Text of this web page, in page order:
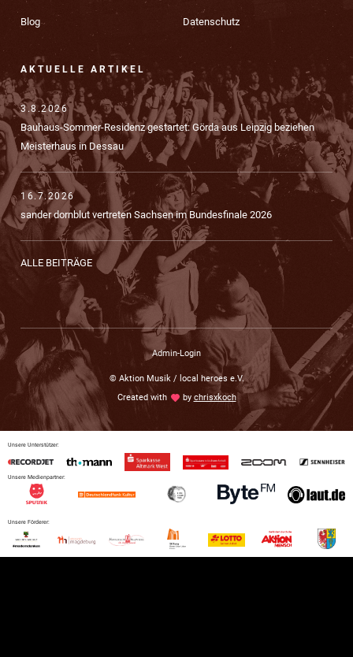
Blog Datenschutz
AKTUELLE ARTIKEL
3.8.2026
Bauhaus-Sommer-Residenz gestartet: Görda aus Leipzig beziehen
Meisterhaus in Dessau
16.7.2026
sander dornblut vertreten Sachsen im Bundesfinale 2026
ALLE BEITRÄGE
Admin-Login
© Aktion Musik / local heroes e.V.
Created withlove by chrisxkoch
Unsere Unterstützer:
Unsere Medienpartner:
Unsere Förderer: